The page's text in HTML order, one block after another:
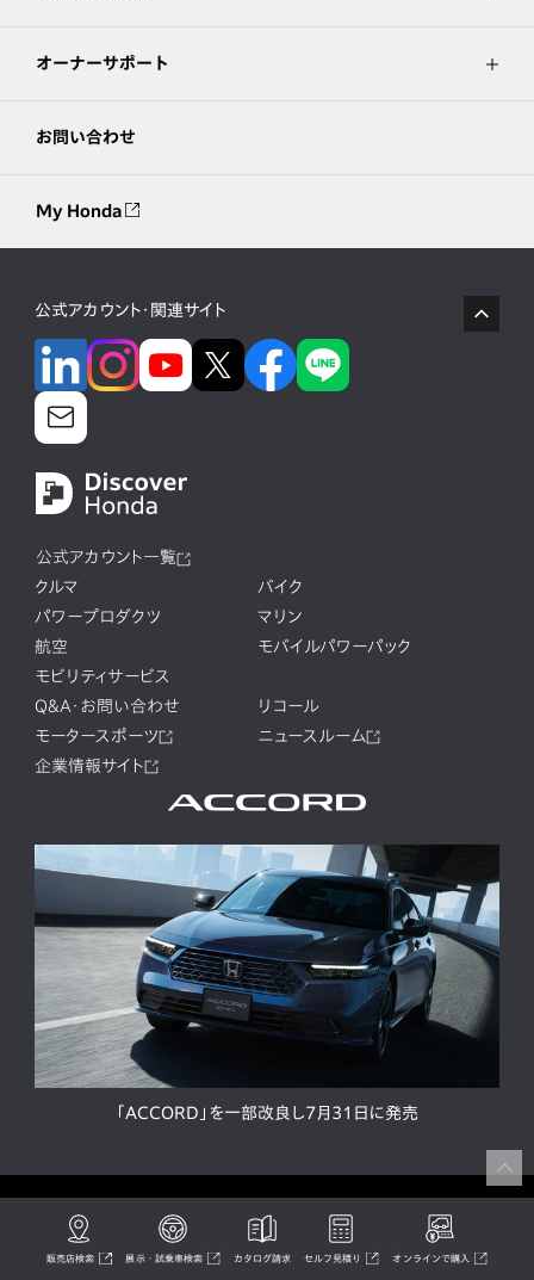
販売店検索 展示・試乗車検索 カタログ請求 セルフ見積り オンラインで購入
オーナーサポート
お問い合わせ
My Honda
公式アカウント・関連サイト
公式アカウント一覧
クルマ
バイク
パワープロダクツ
マリン
航空
モバイルパワーパック
モビリティサービス
Q&A・お問い合わせ
リコール
モータースポーツ
ニュースルーム
企業情報サイト
「ACCORD」を一部改良し7月31日に発売
サイトマップ
プライバシーポリシー
ソーシャルメディア利用規約
サイトのご利用について